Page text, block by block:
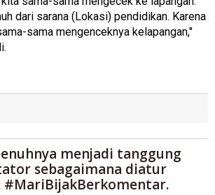
dari sarana (Lokasi) pendidikan. Karena
sama mengenceknya kelapangan,"
menjadi tanggung
sebagaimana diatur
#MariBijakBerkomentar.